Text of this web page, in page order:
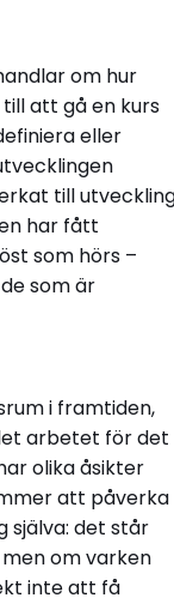
om hur
att gå en kurs
eller
till
har fått
som hörs –
som är
i framtiden,
arbetet för det
olika åsikter
att påverka
själva: det står
om varken
inte att få